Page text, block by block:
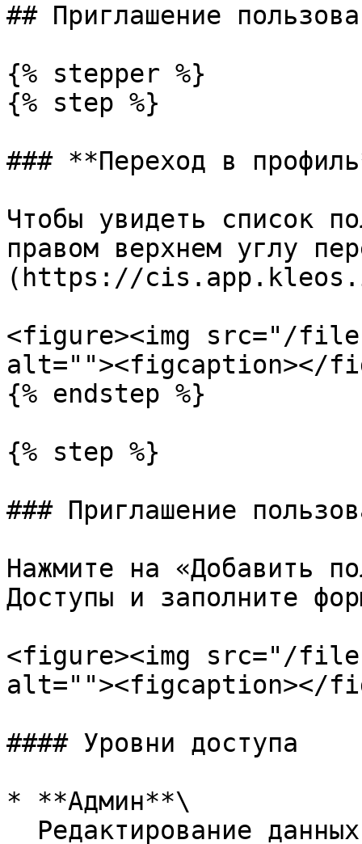
## Приглашение
{% stepper %}
{% step %}
### **Переход в
Чтобы увидеть список
правом верхнем углу
(https://
<figure><img src="/files/
alt=""><figcaption></
{% endstep %}
{% step %}
### Приглашение
Нажмите на «Добавить
Доступы и заполните
<figure><img src="/files/
alt=""><figcaption></
#### Уровни доступа
* **Админ**\